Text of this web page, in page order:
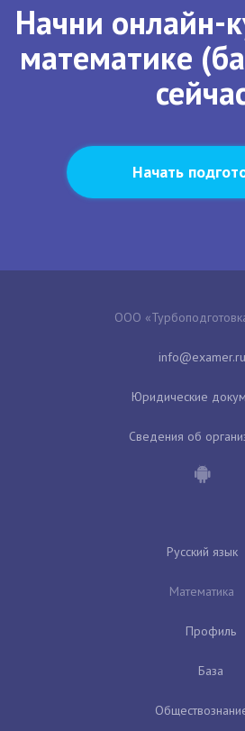
Начни онлайн-
математике
Начать
ООО
Юридические
Сведения об
Русский язык
Математика
Профиль
База